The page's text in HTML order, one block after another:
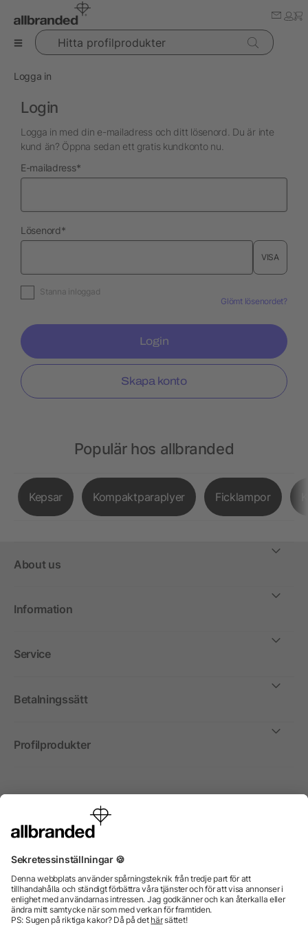
Hitta profilprodukter
Logga in
Login
Logga in med din e-mailadress och ditt lösenord. Du är inte
kund än? Öppna sedan ett gratis kundkonto nu.
E-mailadressnödvändig
*
Lösenordnödvändig
*
VISA
Stanna inloggad
Glömt lösenordet?
Login
Skapa konto
Populär hos allbranded
Kepsar Kompaktparaplyer Ficklampor
About us
Information
Service
Betalningssätt
Profilprodukter
Internationellt